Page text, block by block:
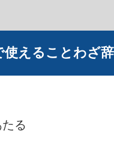
使えることわざ
る